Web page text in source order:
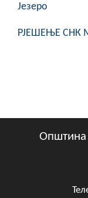
Језеро
РЈЕШЕЊЕ СНК
Општина